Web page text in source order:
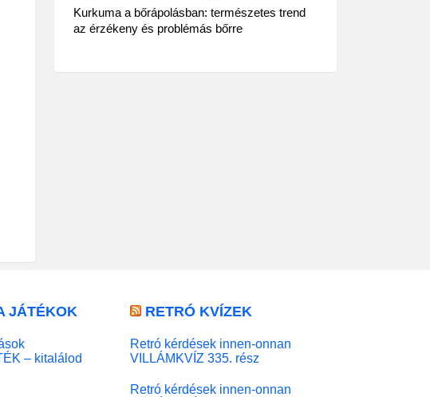
Kurkuma a bőrápolásban: természetes trend
az érzékeny és problémás bőrre
JÁTÉKOK
– kitalálod
RETRÓ KVÍZEK
Retró kérdések innen-onnan
VILLÁMKVÍZ 335. rész
Retró kérdések innen-onnan